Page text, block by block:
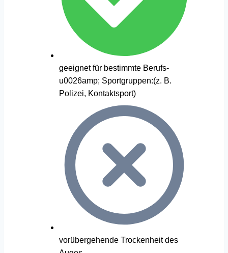
geeignet für bestimmte Berufs-
u0026amp; Sportgruppen:(z. B.
Polizei, Kontaktsport)
vorübergehende Trockenheit des